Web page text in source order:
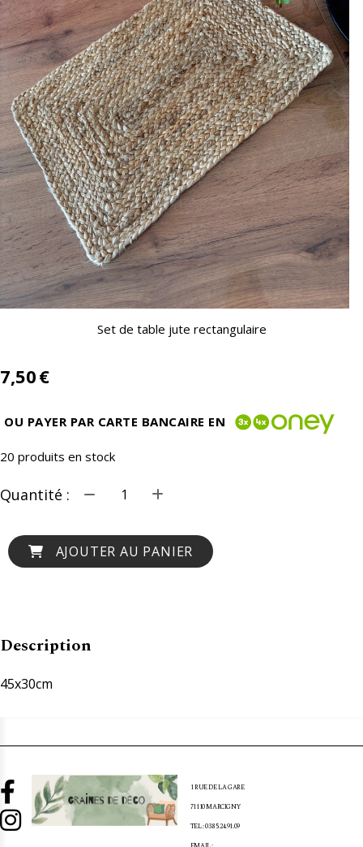
Set de table jute rectangulaire
7,50€
OU PAYER PAR CARTE BANCAIRE EN
20 produits en stock
Quantité :
AJOUTER AU PANIER
Description
45x30cm


1 RUE DE LA GARE
71110 MARCIGNY
TEL : 03.85.24.91.09